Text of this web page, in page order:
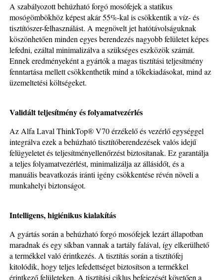
A szabályozott behúzható forgó mosófejek a statikus
mosógömbökhöz képest akár 55%-kal is csökkentik a víz- és
tisztítószer-felhasználást. A megnövelt jet hatótávolságuknak
köszönhetően minden egyes berendezés nagyobb felületet képes
lefedni, ezáltal minimalizálva a szükséges eszközök számát.
Ennek eredményeként a gyártók a magas tisztítási teljesítmény
fenntartása mellett csökkenthetik mind a tőkekiadásokat, mind az
üzemeltetési költségeket.
Validált teljesítmény és folyamatvezérlés
Az Alfa Laval ThinkTop® V70 érzékelő és vezérlő egységgel
integrálva ezek a behúzható tisztítóberendezések valós idejű
felügyeletet és teljesítményellenőrzést biztosítanak. Ez garantálja
a teljes folyamatvezérlést, minimalizálja az állásidőt, és a
manuális beavatkozás iránti igény csökkentése révén növeli a
munkahelyi biztonságot.
Intelligens, higiénikus kialakítás
A gyártás során a behúzható forgó mosófejek lezárt állapotban
maradnak és egy síkban vannak a tartály falával, így elkerülhető
a termékkel való érintkezés. A tisztítás során a tisztítófej
kitolódik, hogy teljes lefedettséget biztosítson a termékkel
érintkező felületeken. A tisztítási ciklus befejezését követően a